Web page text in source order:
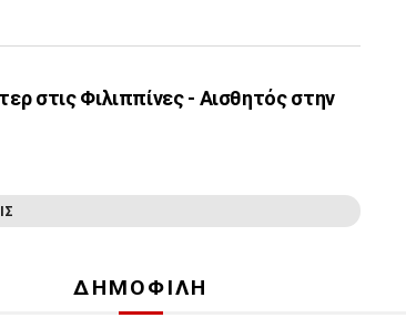
στις Φιλιππίνες - Αισθητός στην
ΔΗΜΟΦΙΛΗ